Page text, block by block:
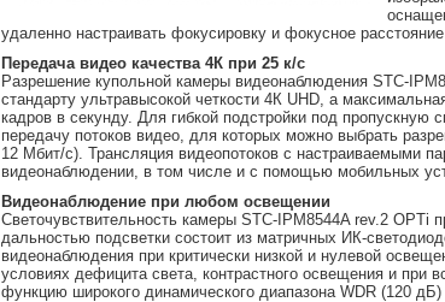
удаленно настраивать фокусировку и фокусное
Передача видео качества 4К при 25 к/с
Разрешение купольной камеры видеонаблюдения STC-
стандарту ультравысокой четкости 4К UHD, а
кадров в секунду. Для гибкой подстройки под пропускную
передачу потоков видео, для которых можно выбрать
12 Мбит/с). Трансляция видеопотоков с настраиваемыми
видеонаблюдении, в том числе и с помощью мобильных
Видеонаблюдение при любом освещении
Светочувствительность камеры STC-IPM8544A rev.2 OPTi
дальностью подсветки состоит из матричных ИК-
видеонаблюдения при критически низкой и нулевой
условиях дефицита света, контрастного освещения и при
функцию широкого динамического диапазона WDR (120